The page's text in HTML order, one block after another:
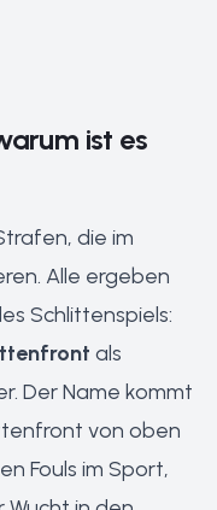
ist es
die im
Alle ergeben
Schlittenspiels:
als
Der Name kommt
von oben
Fouls im Sport,